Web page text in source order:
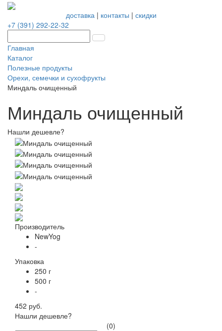
доставка| контакты | скидки
+7 (391) 292-22-32
Главная
Каталог
Полезные продукты
Орехи, семечки и сухофрукты
Миндаль очищенный
Миндаль очищенный
Нашли дешевле?
Производитель
NewYog
-
Упаковка
250 г
500 г
-
452 руб.
Нашли дешевле?
(0)